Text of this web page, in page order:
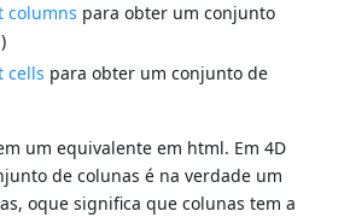
columns para obter um conjunto
cells para obter um conjunto de
um equivalente em html. Em 4D
de colunas é na verdade um
oque significa que colunas tem a